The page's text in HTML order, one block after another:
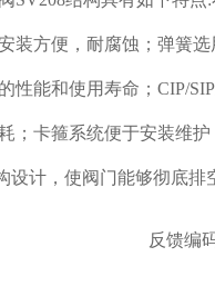
装方便，耐腐蚀；弹簧选
性能和使用寿命；CIP/
；卡箍系统便于安装维护
设计，使阀门能够彻底排
反馈编